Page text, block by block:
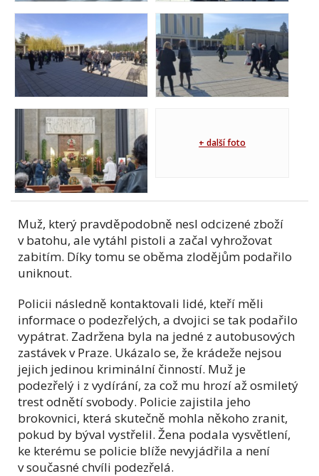
+ další foto
Muž, který pravděpodobně nesl odcizené zboží
v batohu, ale vytáhl pistoli a začal vyhrožovat
zabitím. Díky tomu se oběma zlodějům podařilo
uniknout.
Policii následně kontaktovali lidé, kteří měli
informace o podezřelých, a dvojici se tak podařilo
vypátrat. Zadržena byla na jedné z autobusových
zastávek v Praze. Ukázalo se, že krádeže nejsou
jejich jedinou kriminální činností. Muž je
podezřelý i z vydírání, za což mu hrozí až osmiletý
trest odnětí svobody. Policie zajistila jeho
brokovnici, která skutečně mohla někoho zranit,
pokud by býval vystřelil. Žena podala vysvětlení,
ke kterému se policie blíže nevyjádřila a není
v současné chvíli podezřelá.